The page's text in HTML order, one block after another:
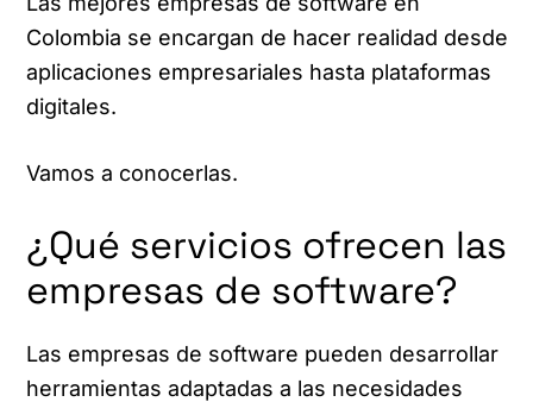
Colombia se encargan de hacer realidad desde
aplicaciones empresariales hasta plataformas
digitales.
Vamos a conocerlas.
¿Qué servicios ofrecen las
empresas de software?
Las empresas de software pueden desarrollar
herramientas adaptadas a las necesidades